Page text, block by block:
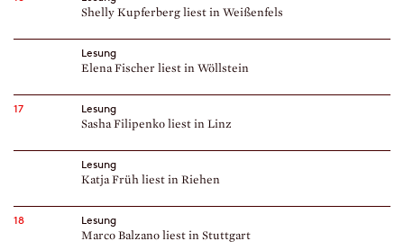
Shelly Kupferberg liest in Weißenfels
Lesung
Elena Fischer liest in Wöllstein
17
Lesung
Sasha Filipenko liest in Linz
Lesung
Katja Früh liest in Riehen
18
Lesung
Marco Balzano liest in Stuttgart